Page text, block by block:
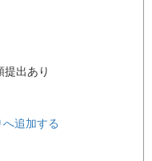
提出あり
追加する